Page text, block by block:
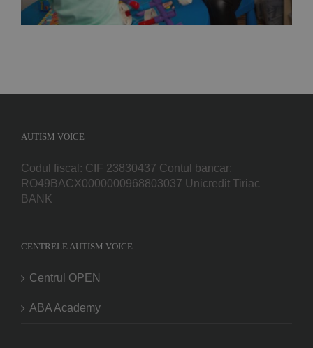
AUTISM VOICE
Codul fiscal: CIF 23830437 Contul bancar:
RO49BACX0000000968803037 Unicredit Tiriac
BANK
CENTRELE AUTISM VOICE
Centrul OPEN
ABA Academy